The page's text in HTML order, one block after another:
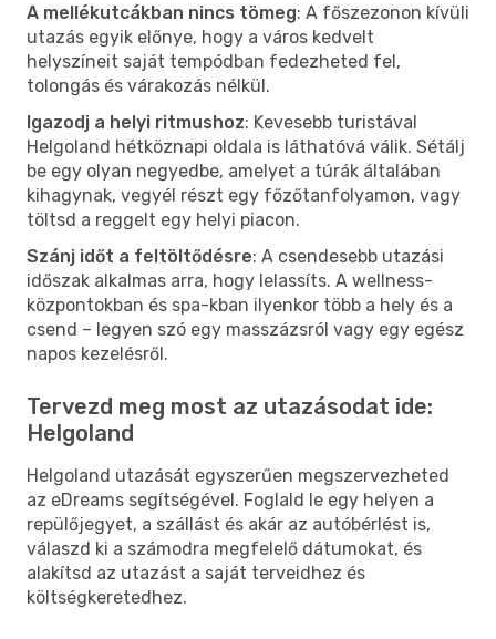
A mellékutcákban nincs tömeg: A főszezonon kívüli
utazás egyik előnye, hogy a város kedvelt
helyszíneit saját tempódban fedezheted fel,
tolongás és várakozás nélkül.
Igazodj a helyi ritmushoz: Kevesebb turistával
Helgoland hétköznapi oldala is láthatóvá válik. Sétálj
be egy olyan negyedbe, amelyet a túrák általában
kihagynak, vegyél részt egy főzőtanfolyamon, vagy
töltsd a reggelt egy helyi piacon.
Szánj időt a feltöltődésre: A csendesebb utazási
időszak alkalmas arra, hogy lelassíts. A wellness-
központokban és spa-kban ilyenkor több a hely és a
csend – legyen szó egy masszázsról vagy egy egész
napos kezelésről.
Tervezd meg most az utazásodat ide:
Helgoland
Helgoland utazását egyszerűen megszervezheted
az eDreams segítségével. Foglald le egy helyen a
repülőjegyet, a szállást és akár az autóbérlést is,
válaszd ki a számodra megfelelő dátumokat, és
alakítsd az utazást a saját terveidhez és
költségkeretedhez.